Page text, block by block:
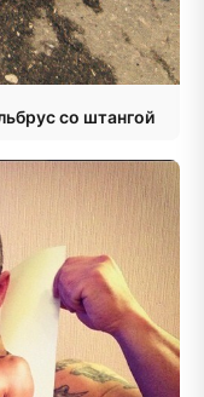
со штангой